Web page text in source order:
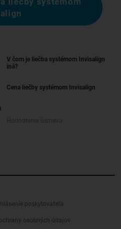
V čom je liečba systémom Invisalign
iná?
Cena liečby systémom Invisalign
poskytovateľa
osobných údajov